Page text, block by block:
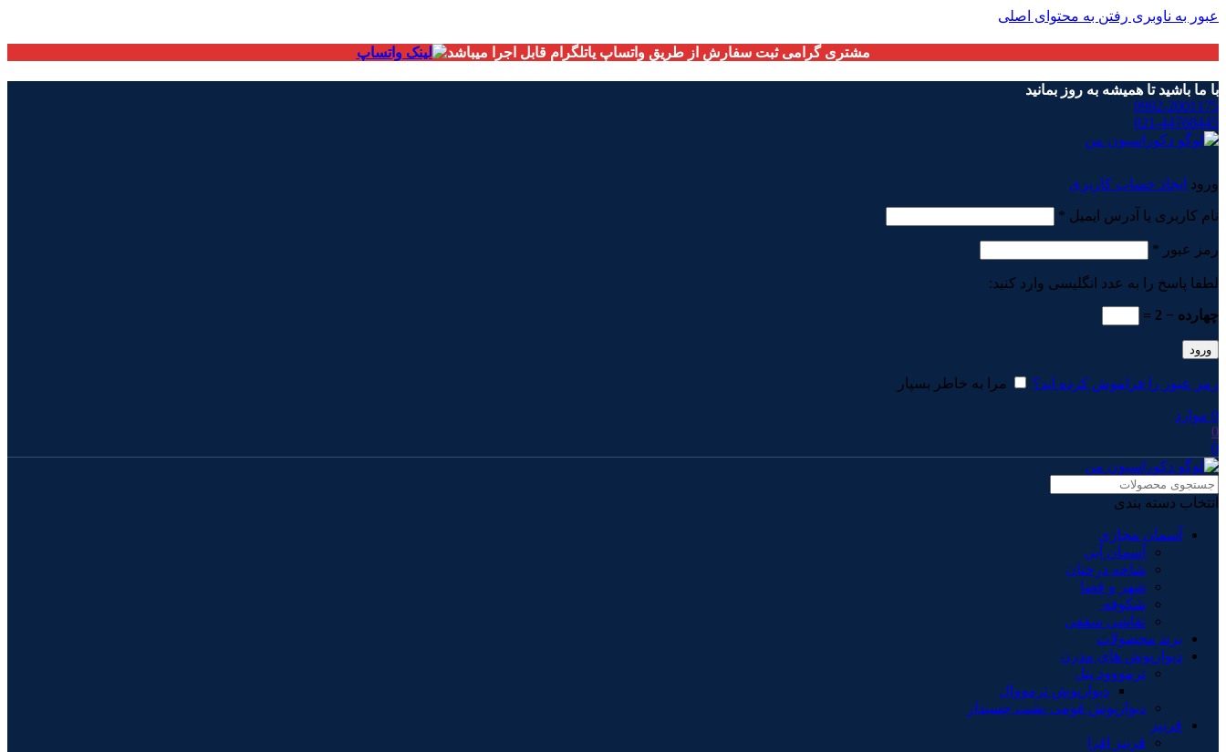
عبور به ناوبری رفتن به محتوای اصلی
مشتری گرامی ثبت سفارش از طریق واتساپ یاتلگرام قابل اجرا میباشد
با ما باشید تا همیشه به روز بمانید
0902-2001175
021-44768445
ورود ایجاد حساب کاربری
نام کاربری یا آدرس ایمیل *
رمز عبور *
لطفا پاسخ را به عدد انگلیسی وارد کنید:
چهارده − 2 =
ورود
رمز عبور را فراموش کرده اید؟ مرا به خاطر بسپار
0 موارد
0
0
انتخاب دسته بندی
آسمان مجازی
آسمان آبی
شاخه درختان
شهر و فضا
شکوفه
نقاشی سقفی
برند محصولات
دیوارپوش های مدرن
ترمووود پنل
دیوارپوش ترمووال
دیوارپوش فومی پشت چسبدار
قرنیز
قرنیز افرا